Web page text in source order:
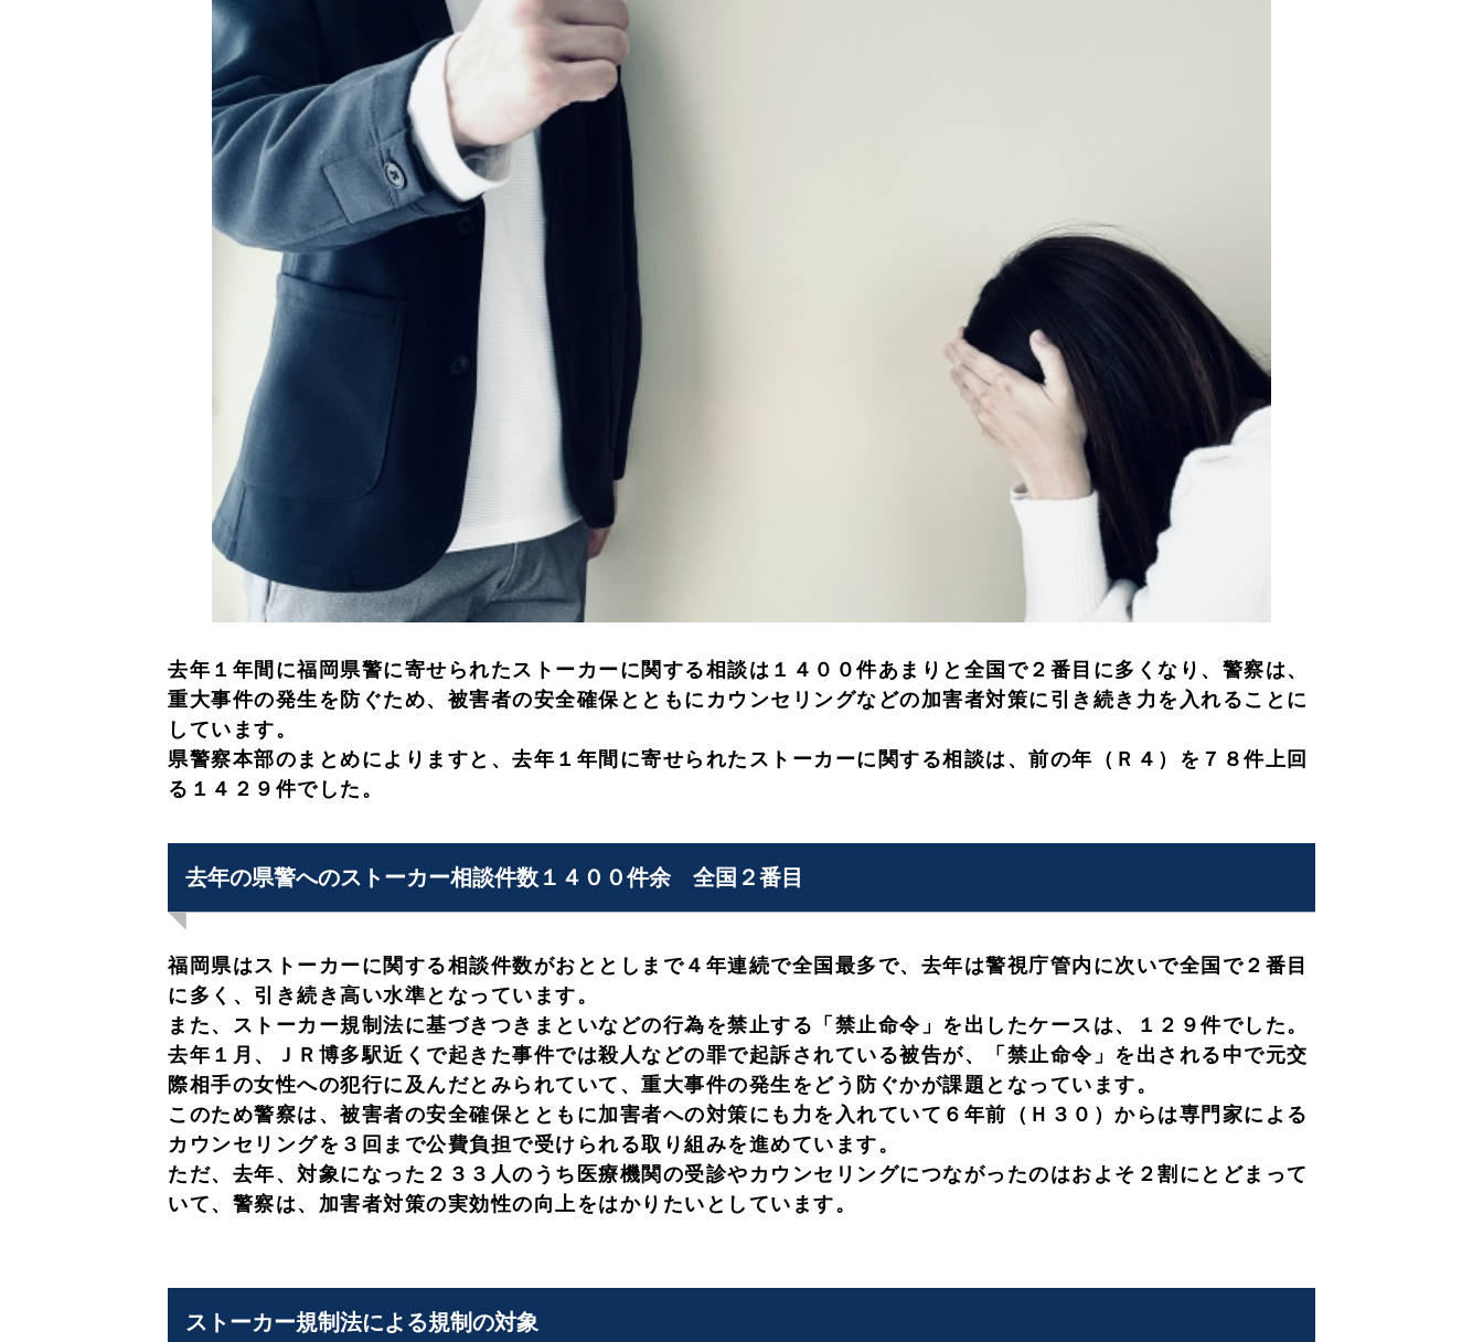
去年１年間に福岡県警に寄せられたストーカーに関する相談は１４００件あまりと全国で２番目に多くなり、警察は、
重大事件の発生を防ぐため、被害者の安全確保とともにカウンセリングなどの加害者対策に引き続き力を入れることに
しています。
県警察本部のまとめによりますと、去年１年間に寄せられたストーカーに関する相談は、前の年（Ｒ４）を７８件上回
る１４２９件でした。
去年の県警へのストーカー相談件数１４００件余 全国２番目
福岡県はストーカーに関する相談件数がおととしまで４年連続で全国最多で、去年は警視庁管内に次いで全国で２番目
に多く、引き続き高い水準となっています。
また、ストーカー規制法に基づきつきまといなどの行為を禁止する「禁止命令」を出したケースは、１２９件でした。
去年１月、ＪＲ博多駅近くで起きた事件では殺人などの罪で起訴されている被告が、「禁止命令」を出される中で元交
際相手の女性への犯行に及んだとみられていて、重大事件の発生をどう防ぐかが課題となっています。
このため警察は、被害者の安全確保とともに加害者への対策にも力を入れていて６年前（Ｈ３０）からは専門家による
カウンセリングを３回まで公費負担で受けられる取り組みを進めています。
ただ、去年、対象になった２３３人のうち医療機関の受診やカウンセリングにつながったのはおよそ２割にとどまって
いて、警察は、加害者対策の実効性の向上をはかりたいとしています。
ストーカー規制法による規制の対象